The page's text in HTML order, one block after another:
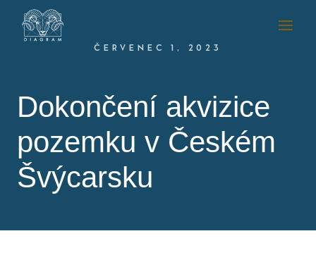
ČERVENEC 1, 2023
Dokončení akvizice
pozemku v Českém
Švýcarsku